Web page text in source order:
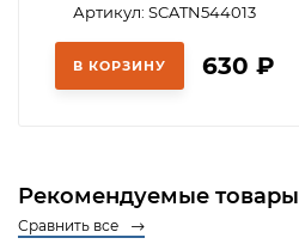
Артикул: SCATN544013
В КОРЗИНУ 630 ₽
Рекомендуемые товары
Сравнить все